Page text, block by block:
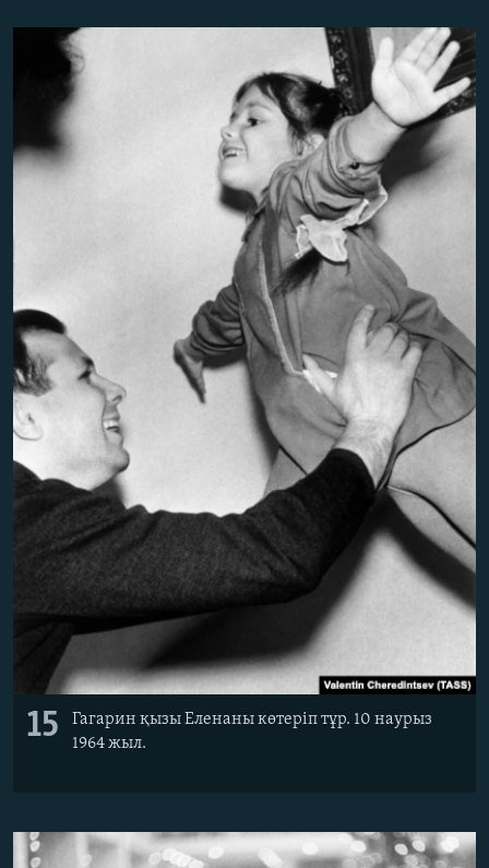
15
Гагарин қызы Еленаны көтеріп тұр. 10 наурыз
1964 жыл.